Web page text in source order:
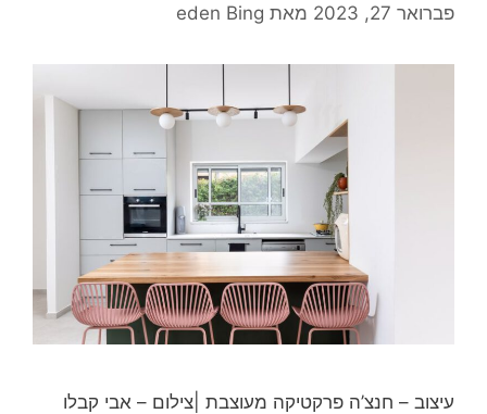
פברואר 27, 2023 מאת eden Bing
עיצוב – חנצ’ה פרקטיקה מעוצבת |צילום – אבי קבלו